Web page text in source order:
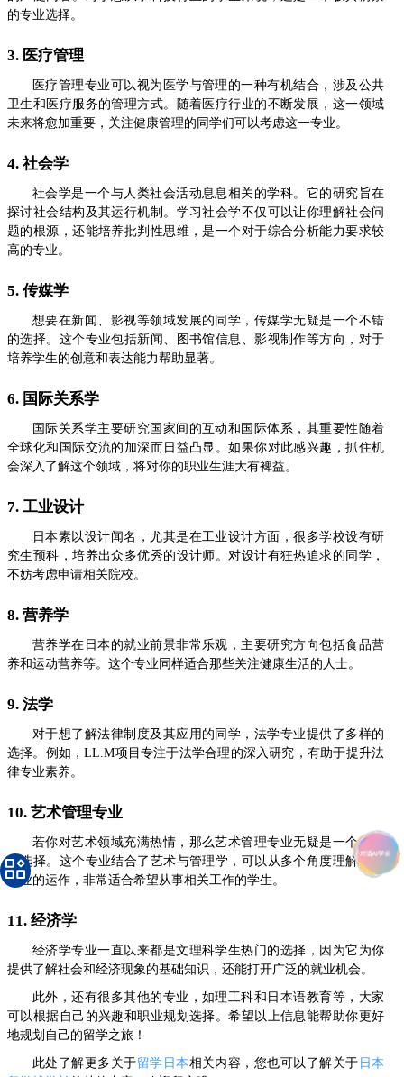
的专业选择。
3. 医疗管理
医疗管理专业可以视为医学与管理的一种有机结合，涉及公共
卫生和医疗服务的管理方式。随着医疗行业的不断发展，这一领域
未来将愈加重要，关注健康管理的同学们可以考虑这一专业。
4. 社会学
社会学是一个与人类社会活动息息相关的学科。它的研究旨在
探讨社会结构及其运行机制。学习社会学不仅可以让你理解社会问
题的根源，还能培养批判性思维，是一个对于综合分析能力要求较
高的专业。
5. 传媒学
想要在新闻、影视等领域发展的同学，传媒学无疑是一个不错
的选择。这个专业包括新闻、图书馆信息、影视制作等方向，对于
培养学生的创意和表达能力帮助显著。
6. 国际关系学
国际关系学主要研究国家间的互动和国际体系，其重要性随着
全球化和国际交流的加深而日益凸显。如果你对此感兴趣，抓住机
会深入了解这个领域，将对你的职业生涯大有裨益。
7. 工业设计
日本素以设计闻名，尤其是在工业设计方面，很多学校设有研
究生预科，培养出众多优秀的设计师。对设计有狂热追求的同学，
不妨考虑申请相关院校。
8. 营养学
营养学在日本的就业前景非常乐观，主要研究方向包括食品营
养和运动营养等。这个专业同样适合那些关注健康生活的人士。
9. 法学
对于想了解法律制度及其应用的同学，法学专业提供了多样的
选择。例如，LL.M项目专注于法学合理的深入研究，有助于提升法
律专业素养。
10. 艺术管理专业
若你对艺术领域充满热情，那么艺术管理专业无疑是一个很好
的选择。这个专业结合了艺术与管理学，可以从多个角度理解艺术
产业的运作，非常适合希望从事相关工作的学生。
11. 经济学
经济学专业一直以来都是文理科学生热门的选择，因为它为你
提供了解社会和经济现象的基础知识，还能打开广泛的就业机会。
此外，还有很多其他的专业，如理工科和日本语教育等，大家
可以根据自己的兴趣和职业规划选择。希望以上信息能帮助你更好
地规划自己的留学之旅！
此处了解更多关于留学日本相关内容，您也可以了解关于 日本